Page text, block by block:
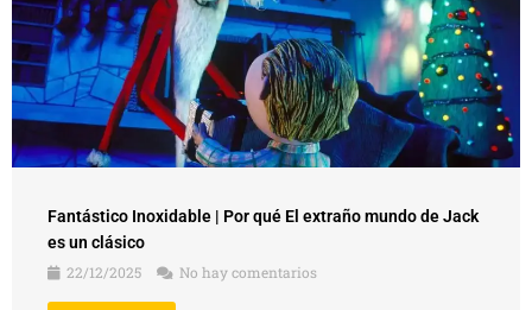
Fantástico Inoxidable | Por qué El extraño mundo de Jack
es un clásico
22/12/2025
No hay comentarios